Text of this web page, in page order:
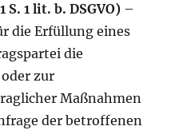
1 lit. b. DSGVO) –
die Erfüllung eines
die
zur
Maßnahmen
der betroffenen